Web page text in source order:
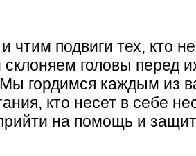
подвиги тех, кто
склоняем головы перед
гордимся каждым из
кто несет в себе
на помощь и